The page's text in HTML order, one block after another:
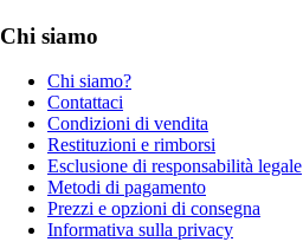
Chi siamo
Chi siamo?
Contattaci
Condizioni di vendita
Restituzioni e rimborsi
Esclusione di responsabilità legale
Metodi di pagamento
Prezzi e opzioni di consegna
Informativa sulla privacy